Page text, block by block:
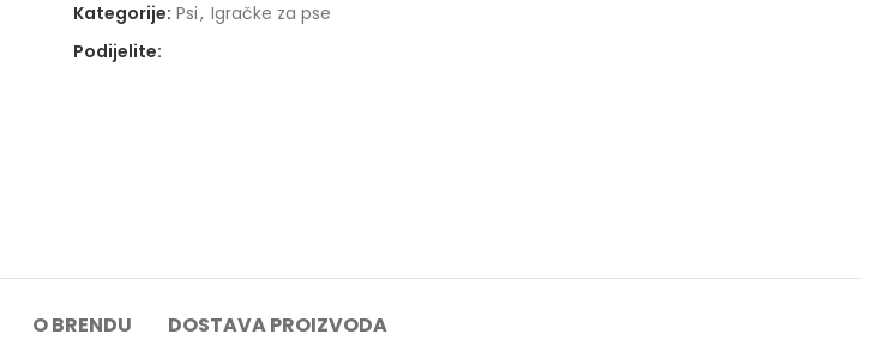
Kategorije: Psi, Igračke za pse
Podijelite:
O BRENDU DOSTAVA PROIZVODA